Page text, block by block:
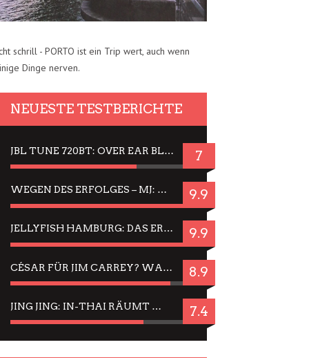
schrill - PORTO ist ein Trip wert, auch wenn
Dinge nerven.
NEUESTE TESTBERICHTE
JBL TUNE 720BT: OVER EAR BLUETOOTH KOPFHÖRER UM DIE 50,-€ IM DAUER-TEST 7
WEGEN DES ERFOLGES – MJ: MICHAEL JACKSON MUSICAL IN EINER MATINEE SEHEN 9.9
JELLYFISH HAMBURG: DAS ERFOLGREICHE SOMMER-MENÜ 2025 IN GEFÜHLEN UND BILDERN 9.9
CÉSAR FÜR JIM CARREY? WARUM DAS EINER DER NERVIGSTEN ACTORS IST UND BLEIBT 8.9
JING JING: IN-THAI RÄUMT WIEDER TITEL AB – EIN ZWEI-STUNDEN-ERLEBNISBERICHT 7.4